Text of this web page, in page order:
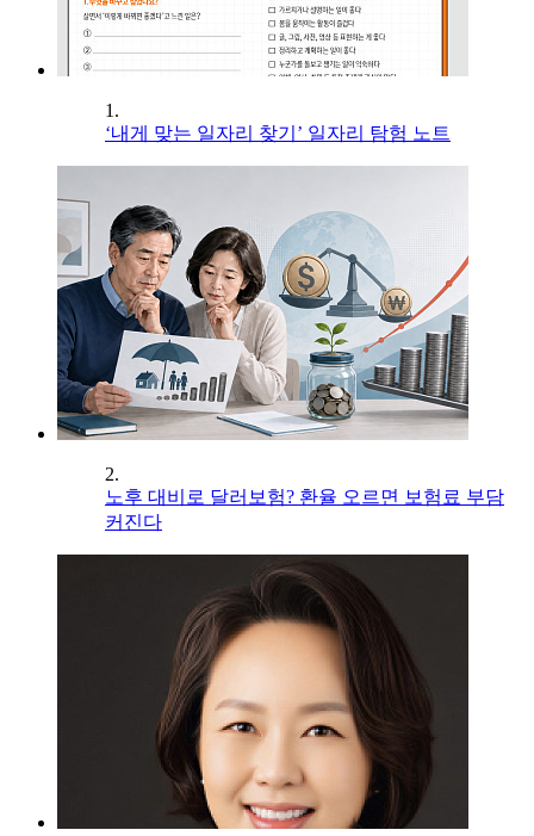
1.
‘내게 맞는 일자리 찾기’ 일자리 탐험 노트
2.
노후 대비로 달러보험? 환율 오르면 보험료 부담
커진다